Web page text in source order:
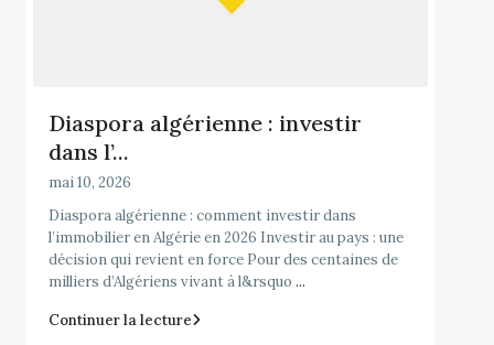
Diaspora algérienne : investir
dans l’...
mai 10, 2026
Diaspora algérienne : comment investir dans
l’immobilier en Algérie en 2026 Investir au pays : une
décision qui revient en force Pour des centaines de
milliers d’Algériens vivant à l&rsquo ...
Continuer la lecture